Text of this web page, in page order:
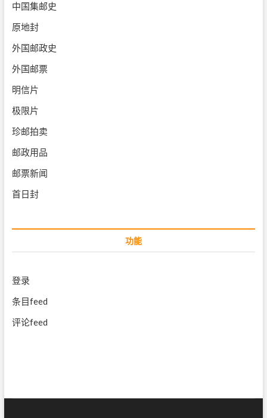
中国集邮史
原地封
外国邮政史
外国邮票
明信片
极限片
珍邮拍卖
邮政用品
邮票新闻
首日封
功能
登录
条目feed
评论feed